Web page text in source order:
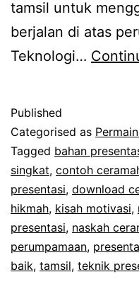
tamsil untuk
berjalan di atas
Teknologi…
Published
Categorised as
Tagged bahan
singkat, contoh
presentasi, download
hikmah, kisah motivasi,
presentasi, naskah
perumpamaan,
baik, tamsil, teknik